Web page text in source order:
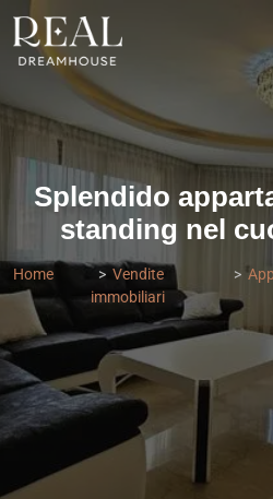
Splendido
standing nel
Home
Vendite
immobiliari